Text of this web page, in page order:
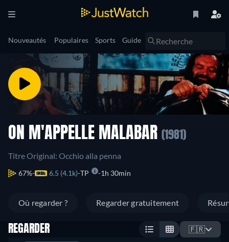
Nouveautés Populaires Sports Guide
ON M'APPELLE MALABAR (1981)
Titre Original: Occhio alla penna
67% 6.5 (4.1k) TP 1h 30min
Où regarder ? Regarder gratuitement
REGARDER 🇫🇷